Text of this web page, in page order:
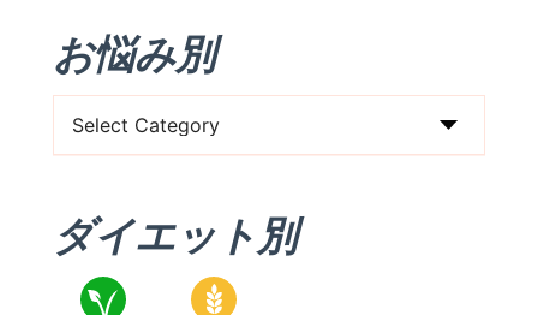
イ
プ
（朝/
お
お悩み別
悩
別
ダイエット別